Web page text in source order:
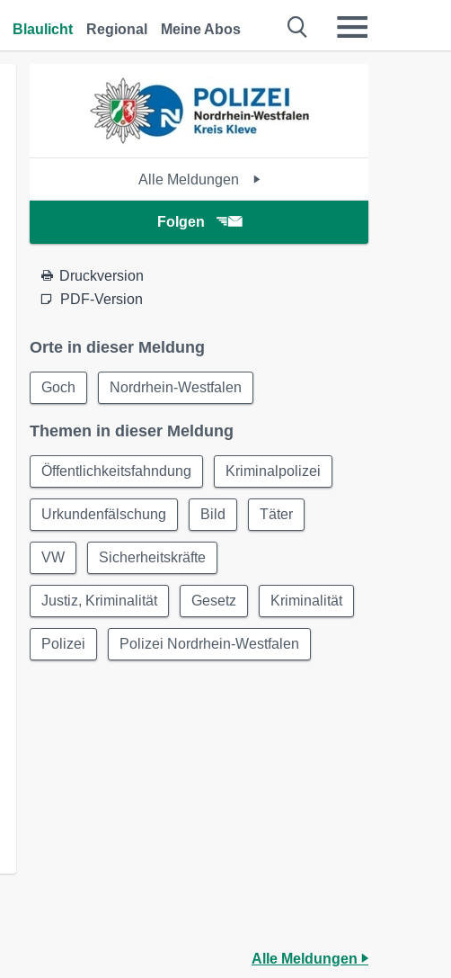
Blaulicht Regional Meine Abos
Alle Meldungen
Folgen
Druckversion
PDF-Version
Orte in dieser Meldung
Goch Nordrhein-Westfalen
Themen in dieser Meldung
Öffentlichkeitsfahndung Kriminalpolizei
Urkundenfälschung Bild Täter
VW Sicherheitskräfte
Justiz, Kriminalität Gesetz Kriminalität
Polizei Polizei Nordrhein-Westfalen
Alle Meldungen